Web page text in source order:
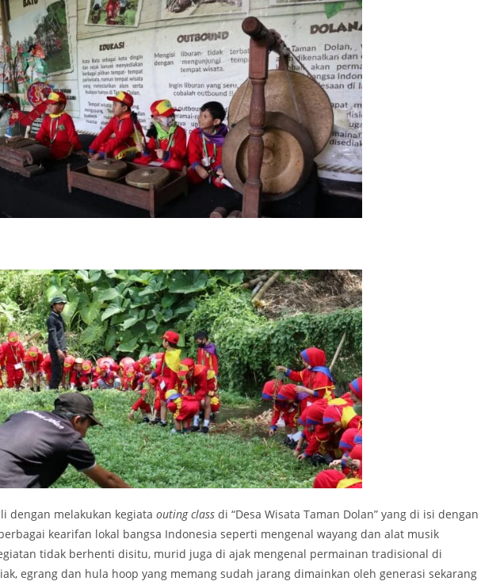
dengan melakukan kegiata outing class di “Desa Wisata Taman Dolan” yang di isi dengan
kearifan lokal bangsa Indonesia seperti mengenal wayang dan alat musik
tidak berhenti disitu, murid juga di ajak mengenal permainan tradisional di
egrang dan hula hoop yang memang sudah jarang dimainkan oleh generasi sekarang